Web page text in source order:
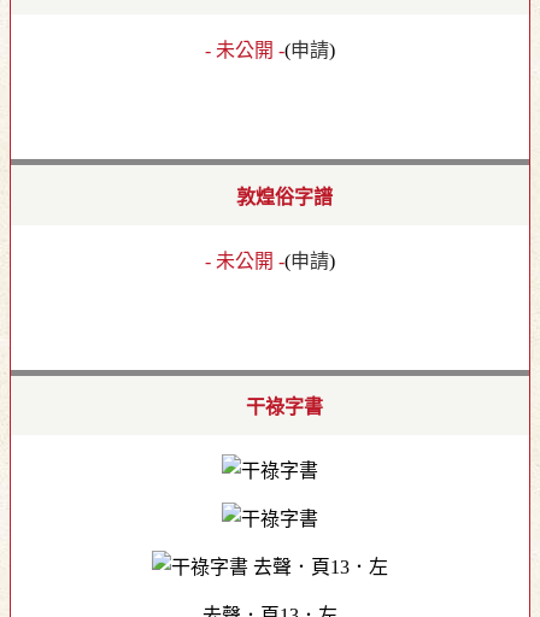
- 未公開 -(申請)
敦煌俗字譜
- 未公開 -(申請)
干祿字書